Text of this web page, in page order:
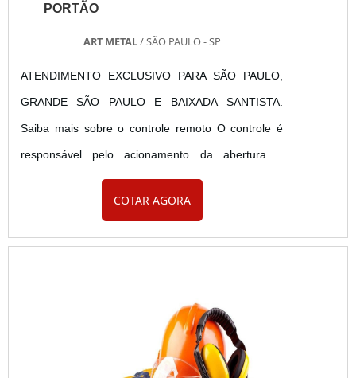
PORTÃO
ART METAL/ SÃO PAULO - SP
ATENDIMENTO EXCLUSIVO PARA SÃO PAULO,
GRANDE SÃO PAULO E BAIXADA SANTISTA.
Saiba mais sobre o controle remoto O controle é
responsável pelo acionamento da abertura e
fechamento dos portões, é a interface entre o
motor e o usuário, sem ele não faria sentido
da bateria ou à oxidação dos contatos d....
COTAR AGORA